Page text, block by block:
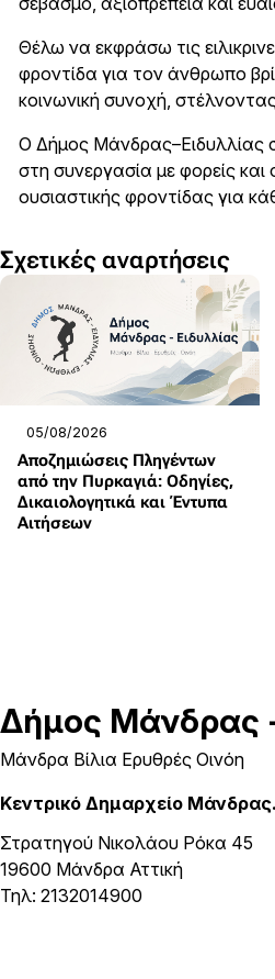
Θέλω να εκφράσω τις
φροντίδα για τον άνθρωπο
κοινωνική συνοχή,
Ο Δήμος Μάνδρας–Ειδυλλίας
στη συνεργασία με φορείς
ουσιαστικής φροντίδας για
Σχετικές αναρτήσεις
05/08/2026
Αποζημιώσεις Πληγέντων
από την Πυρκαγιά: Οδηγίες,
Δικαιολογητικά και Έντυπα
Αιτήσεων
Δήμος Μάνδρας
Μάνδρα Βίλια Ερυθρές Οινόη
Κεντρικό Δημαρχείο Μάνδρας.
Στρατηγού Νικολάου Ρόκα 45
19600 Μάνδρα Αττική
Τηλ: 2132014900